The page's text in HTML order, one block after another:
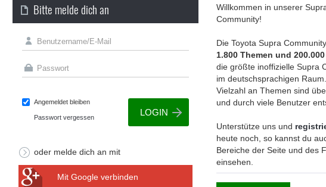
Bitte melde dich an
Angemeldet bleiben
Passwort vergessen
oder melde dich an mit
Mit Google verbinden
Willkommen in unserer
Community!
Die Toyota Supra
1.800 Themen und
die größte inoffizielle Supra
im deutschsprachigen
Vielzahl an Themen sind
und durch viele Benutzer
Unterstütze uns und
heute noch, so kannst du
Bereiche der Seite und des
einsehen.